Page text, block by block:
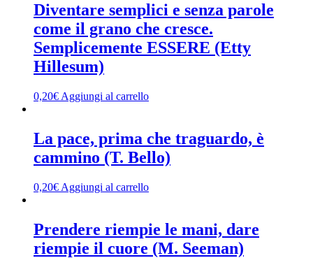
Diventare semplici e senza parole
come il grano che cresce.
Semplicemente ESSERE (Etty
Hillesum)
0,20€ Aggiungi al carrello
La pace, prima che traguardo, è
cammino (T. Bello)
0,20€ Aggiungi al carrello
Prendere riempie le mani, dare
riempie il cuore (M. Seeman)